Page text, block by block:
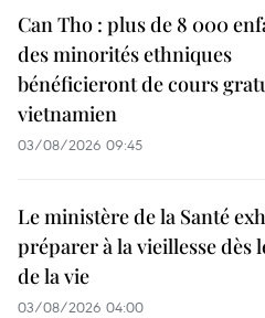
Can Tho : plus de 8 000
des minorités ethniques
bénéficieront de cours
vietnamien
03/08/2026 09:45
Le ministère de la Santé
préparer à la vieillesse dès
de la vie
03/08/2026 04:00